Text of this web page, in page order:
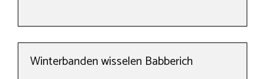
Winterbanden wisselen Babberich